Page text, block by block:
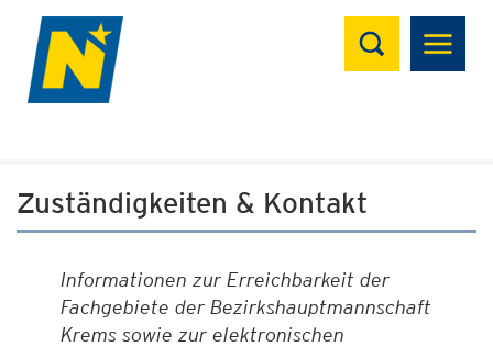
Suchen
Zuständigkeiten & Kontakt
Informationen zur Erreichbarkeit der
Fachgebiete der Bezirkshauptmannschaft
Krems sowie zur elektronischen